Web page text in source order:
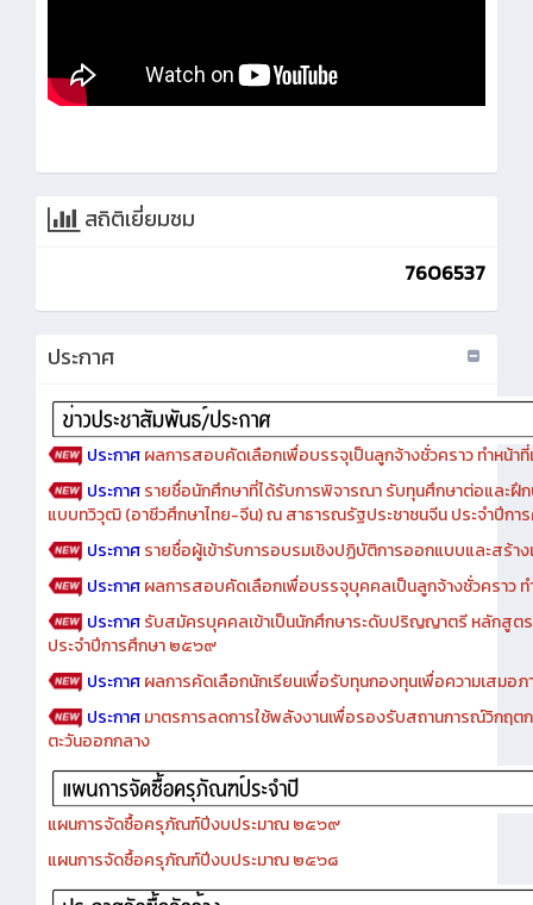
7606537
ประกาศผลการสอบคัดเลือกเพื่อบรรจุเป็นลูกจ้างชั่วคราว ทำหน้าที่
ประกาศ รายชื่อนักศึกษาที่ได้รับการพิจารณา รับทุนศึกษาต่อและฝึ
แบบทวิวุฒิ (อาชีวศึกษาไทย-จีน) ณ สาธารณรัฐประชาชนจีน ประจำปีก
ประกาศรายชื่อผู้เข้ารับการอบรมเชิงปฏิบัติการออกแบบและสร้า
ประกาศผลการสอบคัดเลือกเพื่อบรรจุบุคคลเป็นลูกจ้างชั่วคราว ท
ประกาศรับสมัครบุคคลเข้าเป็นนักศึกษาระดับปริญญาตรี หลักสูต
ประจำปีการศึกษา ๒๕๖๙
ประกาศผลการคัดเลือกนักเรียนเพื่อรับทุนกองทุนเพื่อความเสมอ
ประกาศมาตรการลดการใช้พลังงานเพื่อรองรับสถานการณ์วิกฤ
ตะวันออกกลาง
แผนการจัดซื้อครุภัณฑ์ปีงบประมาณ ๒๕๖๙
แผนการจัดซื้อครุภัณฑ์ปีงบประมาณ ๒๕๖๘